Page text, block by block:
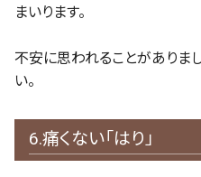
まいります。
不安に思われることがありま
い。
6.痛くない「はり」